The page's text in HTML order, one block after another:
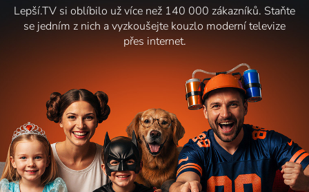
Lepší.TV si oblíbilo už více než 140 000 zákazníků. Staňte
se jedním z nich a vyzkoušejte kouzlo moderní televize
přes internet.